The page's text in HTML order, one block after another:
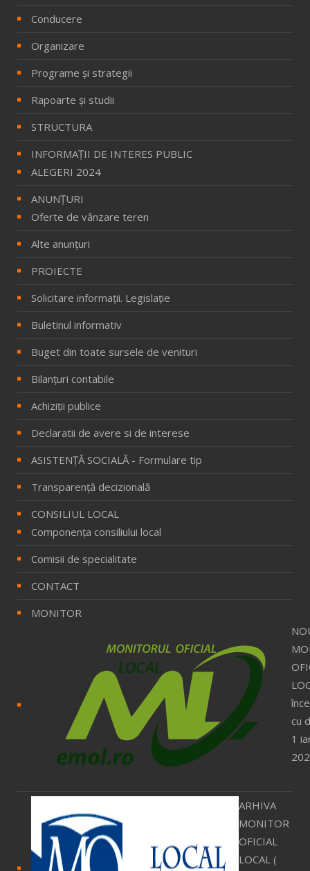
Conducere
Organizare
Programe și strategii
Rapoarte și studii
STRUCTURA
INFORMAŢII DE INTERES PUBLIC
ALEGERI 2024
ANUNȚURI
Oferte de vânzare teren
Alte anunțuri
PROIECTE
Solicitare informaţii. Legislaţie
Buletinul informativ
Buget din toate sursele de venituri
Bilanţuri contabile
Achiziţii publice
Declaratii de avere si de interese
ASISTENȚĂ SOCIALĂ - Formulare tip
Transparență decizională
CONSILIUL LOCAL
Componenţa consiliului local
Comisii de specialitate
CONTACT
MONITOR
cu
1
ARHIVA
MONITOR
OFICIAL
LOCAL (